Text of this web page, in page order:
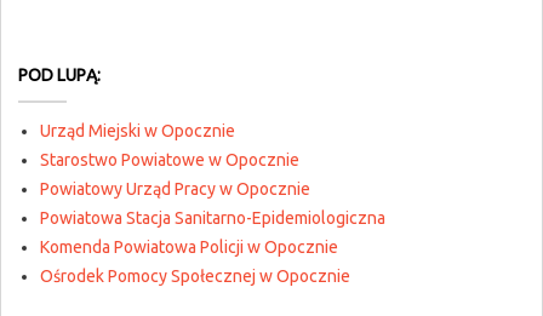
POD LUPĄ:
Urząd Miejski w Opocznie
Starostwo Powiatowe w Opocznie
Powiatowy Urząd Pracy w Opocznie
Powiatowa Stacja Sanitarno-Epidemiologiczna
Komenda Powiatowa Policji w Opocznie
Ośrodek Pomocy Społecznej w Opocznie